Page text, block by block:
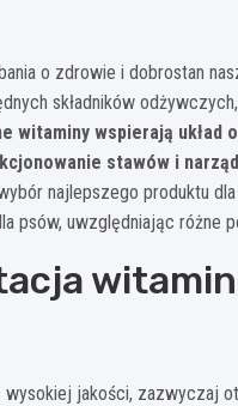
o zdrowie i dobrostan
składników
witaminy wspierają
stawów i
najlepszego produktu
psów, uwzględniając różne
jakości, zazwyczaj